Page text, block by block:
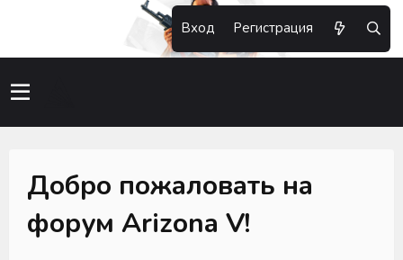
Вход Регистрация
Добро пожаловать на
форум Arizona V!